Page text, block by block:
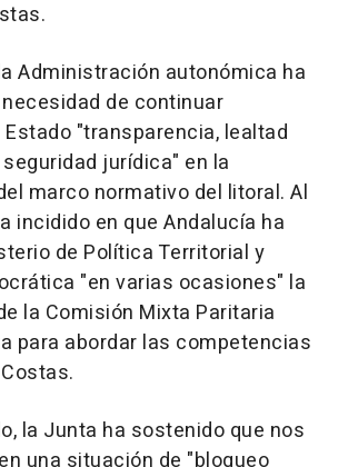
Administración autonómica ha
de continuar
"transparencia, lealtad
jurídica" en la
marco normativo del litoral. Al
incidido en que Andalucía ha
de Política Territorial y
"en varias ocasiones" la
la Comisión Mixta Paritaria
para abordar las competencias
la Junta ha sostenido que nos
una situación de "bloqueo